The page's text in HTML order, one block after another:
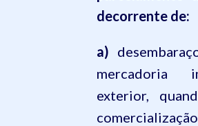
decorrente de:
a)
mercadoria
exterior,